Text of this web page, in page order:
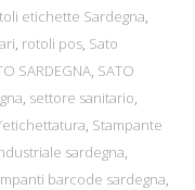
etichette Sardegna,
, rotoli pos, Sato
SARDEGNA, SATO
, settore sanitario,
, Stampante
sardegna,
barcode sardegna,